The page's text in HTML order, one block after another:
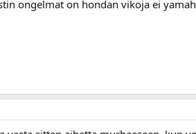
ongelmat on hondan vikoja ei